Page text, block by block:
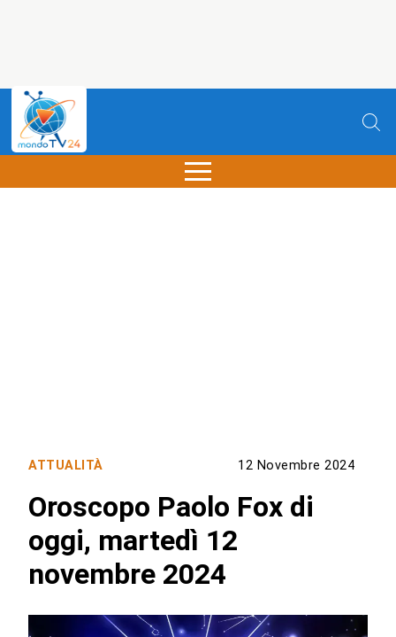
ATTUALITÀ 12 Novembre 2024
Oroscopo Paolo Fox di
oggi, martedì 12
novembre 2024